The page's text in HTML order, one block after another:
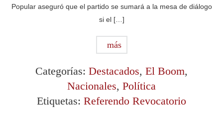
Popular aseguró que el partido se sumará a la mesa de diálogo
si el […]
más
Categorías: Destacados, El Boom,
Nacionales, Política
Etiquetas: Referendo Revocatorio